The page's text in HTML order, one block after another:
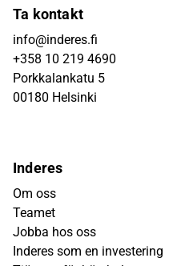
Ta kontakt
info@inderes.fi
+358 10 219 4690
Porkkalankatu 5
00180 Helsinki
Inderes
Om oss
Teamet
Jobba hos oss
Inderes som en investering